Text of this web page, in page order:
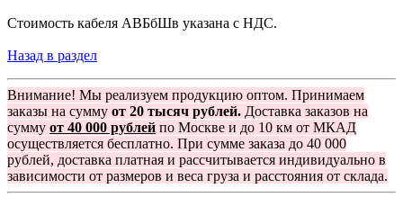
Стоимость кабеля АВБбШв указана с НДС.
Назад в раздел
Внимание! Мы реализуем продукцию оптом. Принимаем
заказы на сумму от 20 тысяч рублей. Доставка заказов на
сумму от 40 000 рублей по Москве и до 10 км от МКАД
осуществляется бесплатно. При сумме заказа до 40 000
рублей, доставка платная и рассчитывается индивидуально в
зависимости от размеров и веса груза и расстояния от склада.